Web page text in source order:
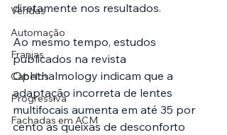
Vendas
Automação
Franjas
Cabelos
Progressiva
Fachadas em ACM
diretamente nos resultados.
Ao mesmo tempo, estudos
publicados na revista
Ophthalmology indicam que a
adaptação incorreta de lentes
multifocais aumenta em até 35 por
cento as queixas de desconforto